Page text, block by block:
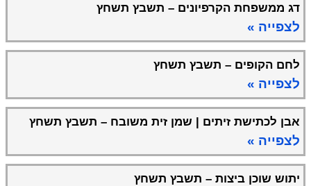
דג ממשפחת הקרפיונים – תשבץ תשחץ
לצפייה »
לחם הקופים – תשבץ תשחץ
לצפייה »
אבן לכתישת זיתים | שמן זית משובח – תשבץ תשחץ
לצפייה »
יתוש שוכן ביצות – תשבץ תשחץ